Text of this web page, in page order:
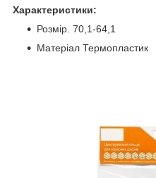
Характеристики:
Розмір. 70,1-64,1
Матеріал Термопластик